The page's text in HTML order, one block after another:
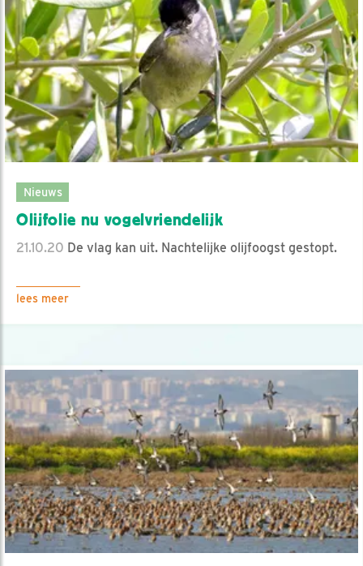
Nieuws
Olijfolie nu vogelvriendelijk
21.10.20 De vlag kan uit. Nachtelijke olijfoogst gestopt.
lees meer